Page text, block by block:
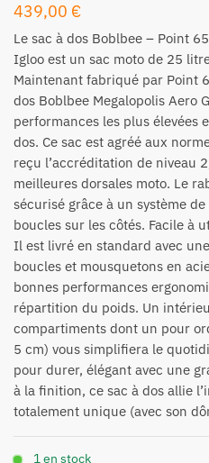
439,00 €
Le sac à dos Boblbee – Point
Igloo est un sac moto de 25
Maintenant fabriqué par Point
dos Boblbee Megalopolis Aero
performances les plus élevées
dos. Ce sac est agréé aux
reçu l’accréditation de niveau
meilleures dorsales moto. Le
sécurisé grâce à un système
boucles sur les côtés. Facile à
Il est livré en standard avec
boucles et mousquetons en
bonnes performances
répartition du poids. Un
compartiments dont un pour
5 cm) vous simplifiera le
pour durer, élégant avec une
à la finition, ce sac à dos allie
totalement unique (avec son
1 en stock